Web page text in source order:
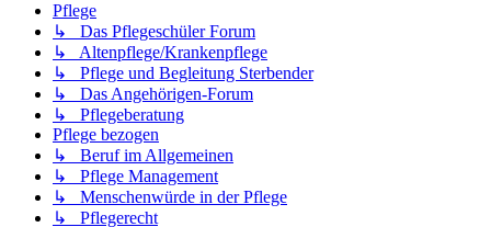
Pflege
↳ Das Pflegeschüler Forum
↳ Altenpflege/Krankenpflege
↳ Pflege und Begleitung Sterbender
↳ Das Angehörigen-Forum
↳ Pflegeberatung
Pflege bezogen
↳ Beruf im Allgemeinen
↳ Pflege Management
↳ Menschenwürde in der Pflege
↳ Pflegerecht